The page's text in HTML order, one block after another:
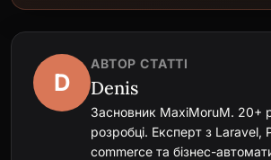
D
АВТОР СТАТТІ
Denis
Засновник MaxiMoruM. 20+
розробці. Експерт з Laravel,
commerce та бізнес-